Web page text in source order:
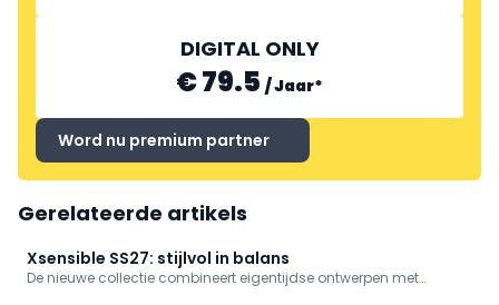
DIGITAL ONLY
€ 79.5 /Jaar*
Word nu premium partner
Gerelateerde artikels
Xsensible SS27: stijlvol in balans
De nieuwe collectie combineert eigentijdse ontwerpen met